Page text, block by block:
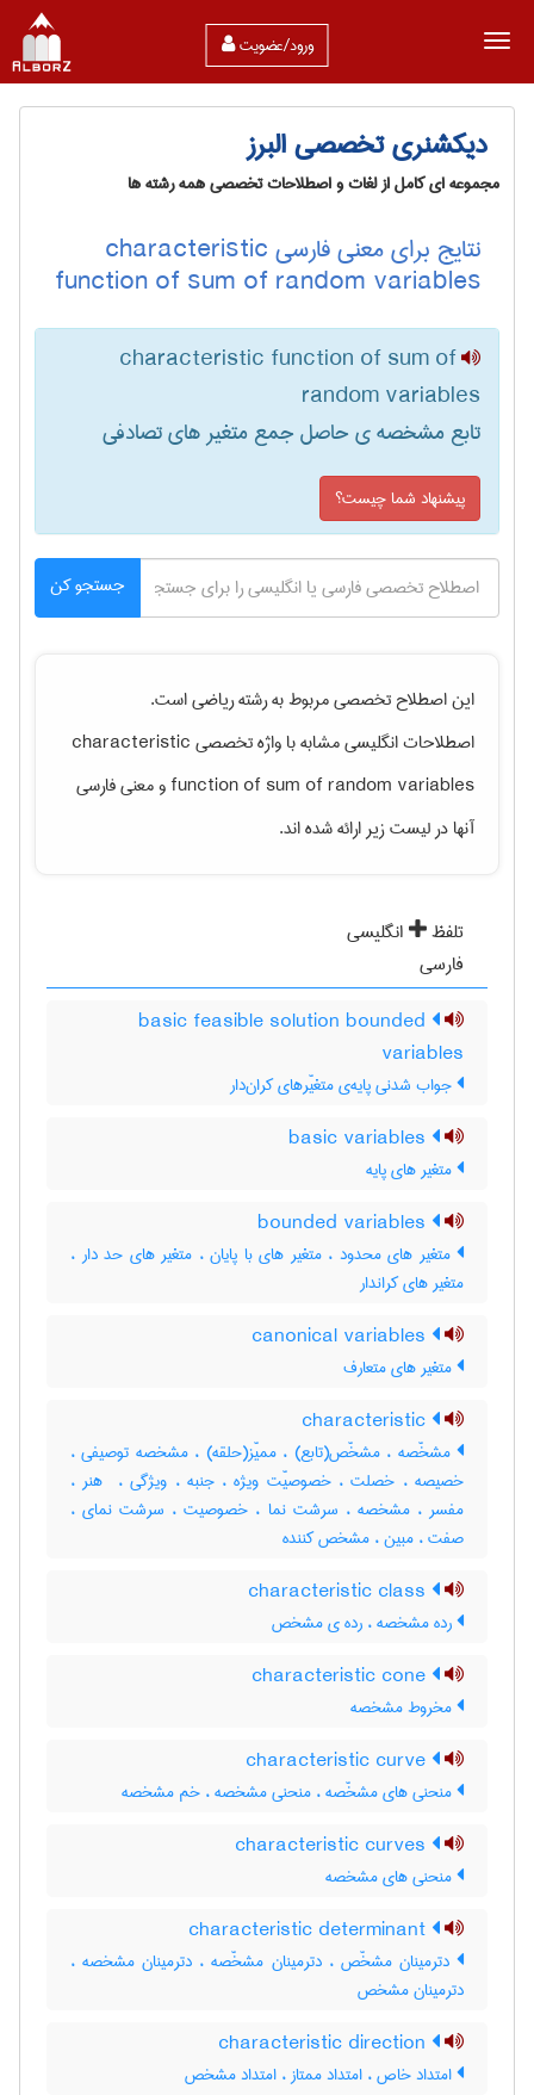
ورود/عضویت
دیکشنری تخصصی البرز
مجموعه ای کامل از لغات و اصطلاحات تخصصی همه رشته ها
نتایج برای معنی فارسی characteristic
function of sum of random variables
characteristic function of sum of
random variables
تابع مشخصه ی حاصل جمع متغیر های تصادفی
پیشنهاد شما چیست؟
جستجو کن
این اصطلاح تخصصی مربوط به رشتهرياضیاست.
اصطلاحات انگلیسی مشابه با واژه تخصصیcharacteristic
function of sum of random variablesو معنی فارسی
آنها در لیست زیر ارائه شده اند.
تلفظ
انگلیسی
فارسی
basic feasible solution bounded
variables
جواب شدنی پایه‌ی متغیّرهای کران‌دار
متغیر های پایه
متغیر های محدود ، متغیر های با پایان ، متغیر های حد دار ،
متغیر های کراندار
متغیر های متعارف
مشخّصه ، مشخّص(تابع) ، ممیّز(حلقه) ، مشخصه توصیفی ،
خصیصه ، خصلت ، خصوصیّت ویژه ، جنبه ، ویژگی ، ‌ هنر ،
مفسر ، مشخصه ، سرشت نما ، خصوصیت ، سرشت نمای ،
صفت ، مبین ، مشخص کننده
رده مشخصه ، رده ی مشخص
مخروط مشخصه
منحنی های مشخّصه ، منحنی مشخصه ، خم مشخصه
منحنی های مشخصه
دترمینان مشخّص ، دترمینان مشخّصه ، دترمینان مشخصه ،
دترمینان مشخص
امتداد خاص ، امتداد ممتاز ، امتداد مشخص